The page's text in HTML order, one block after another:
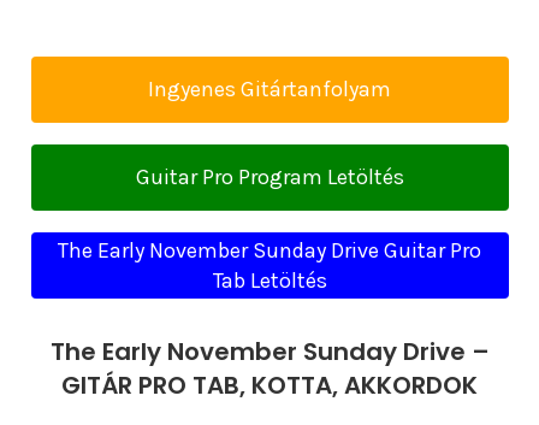
Ingyenes Gitártanfolyam
Guitar Pro Program Letöltés
The Early November Sunday Drive Guitar Pro
Tab Letöltés
The Early November Sunday Drive –
GITÁR PRO TAB, KOTTA, AKKORDOK